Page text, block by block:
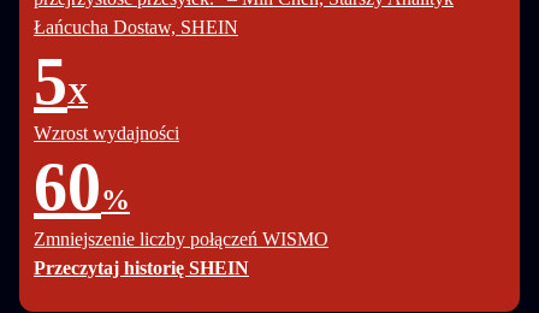
Łańcucha Dostaw, SHEIN
5X
Wzrost wydajności
60%
Zmniejszenie liczby połączeń WISMO
Przeczytaj historię SHEIN